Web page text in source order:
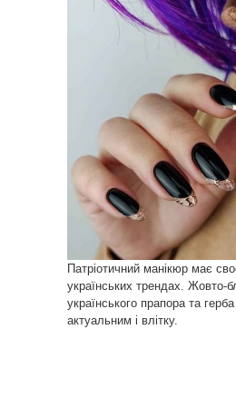
Патріотичний манікюр має
українських трендах. Жовто-
українського прапора та
актуальним і влітку.